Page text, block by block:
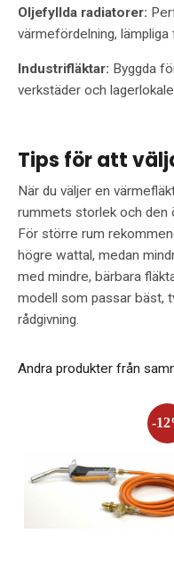
Oljefyllda radiatorer:
värmefördelning, lämpliga
Industrifläktar: Byggda
verkstäder och
Tips för att
När du väljer en
rummets storlek och den
För större rum
högre wattal, medan
med mindre, bärbara
modell som passar bäst,
rådgivning.
Andra produkter från